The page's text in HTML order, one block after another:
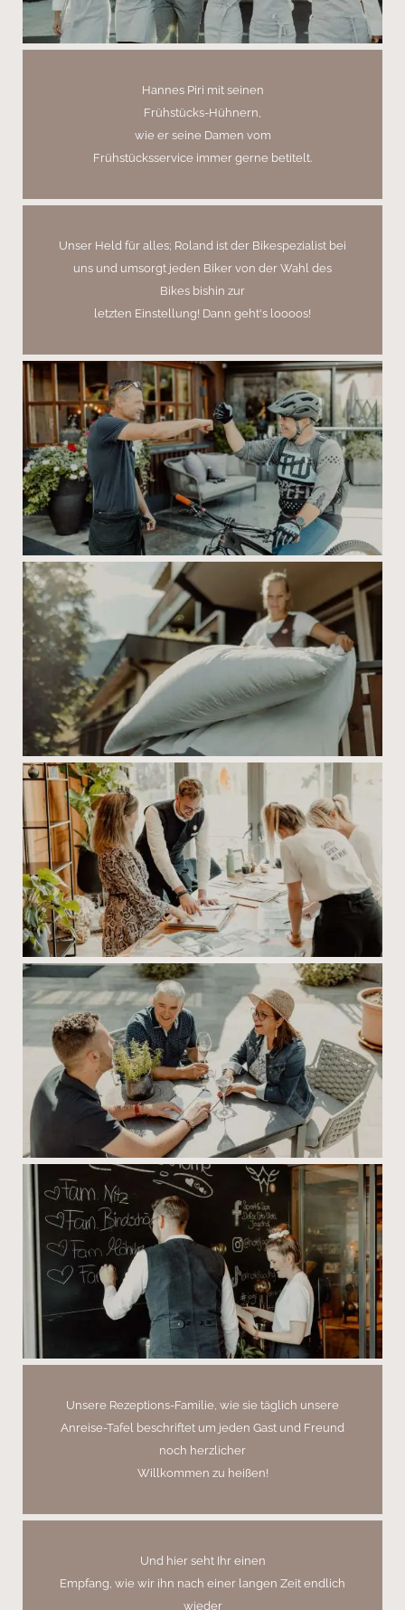
Hannes Piri mit seinen
Frühstücks-Hühnern,
wie er seine Damen vom
Frühstücksservice immer gerne betitelt.
Unser Held für alles; Roland ist der Bikespezialist bei
uns und umsorgt jeden Biker von der Wahl des
Bikes bishin zur
letzten Einstellung! Dann geht's loooos!
Unsere Rezeptions-Familie, wie sie täglich unsere
Anreise-Tafel beschriftet um jeden Gast und Freund
noch herzlicher
Willkommen zu heißen!
Und hier seht Ihr einen
Empfang, wie wir ihn nach einer langen Zeit endlich
wieder